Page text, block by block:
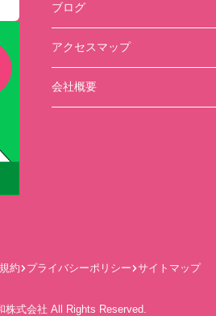
ブログ
アクセスマップ
会社概要
約 プライバシーポリシー サイトマップ
株式会社 All Rights Reserved.